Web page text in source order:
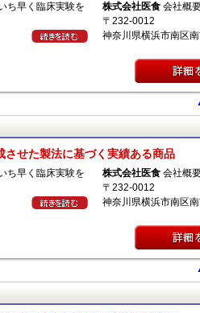
ち早く臨床実験を
株式会社医食 会社概
〒232-0012
神奈川県横浜市南区
せた製法に基づく実績ある商品
ち早く臨床実験を
株式会社医食 会社概
〒232-0012
神奈川県横浜市南区